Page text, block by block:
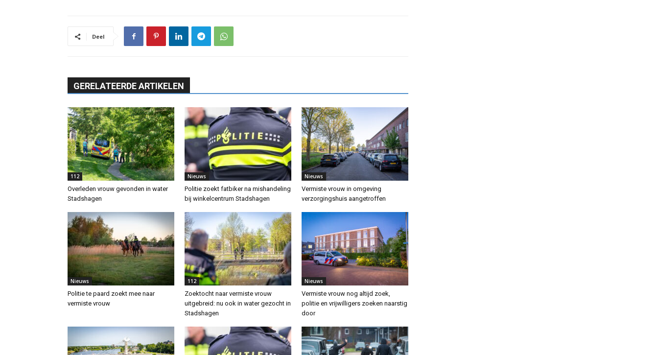
Deel
GERELATEERDE ARTIKELEN
112
Overleden vrouw gevonden in water
Stadshagen
Nieuws
Politie zoekt fatbiker na mishandeling
bij winkelcentrum Stadshagen
Nieuws
Vermiste vrouw in omgeving
verzorgingshuis aangetroffen
Nieuws
Politie te paard zoekt mee naar
vermiste vrouw
112
Zoektocht naar vermiste vrouw
uitgebreid: nu ook in water gezocht in
Stadshagen
Nieuws
Vermiste vrouw nog altijd zoek,
politie en vrijwilligers zoeken naarstig
door